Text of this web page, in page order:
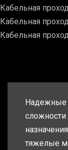
Кабельная
Кабельная
Кабельная
Надежные
тяжелые